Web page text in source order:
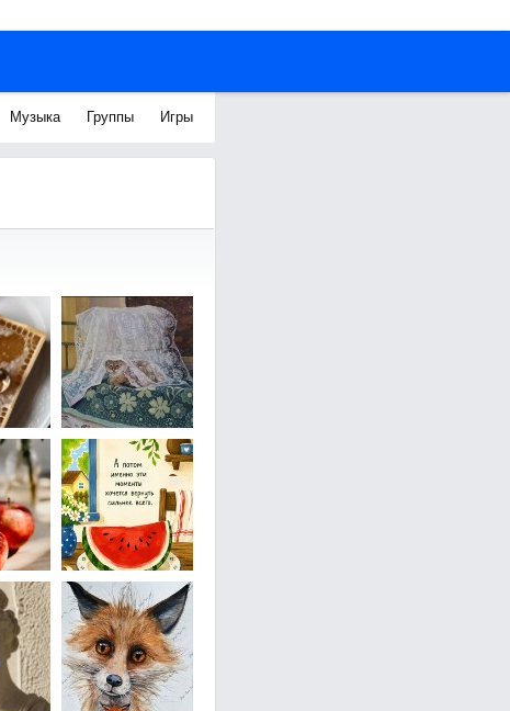
Музыка Группы Игры